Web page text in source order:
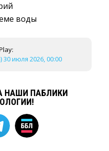
воды
июля 2026, 00:00
НАШИ ПАБЛИКИ